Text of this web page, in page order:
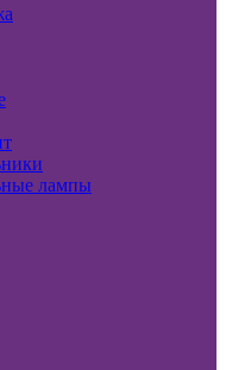
лампы